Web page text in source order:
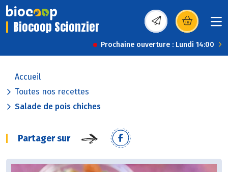
Biocoop Scionzier (s’ouvre dans une
Prochaine ouverture : Lundi 14:00
Accueil
Toutes nos recettes
Salade de pois chiches
Partager sur